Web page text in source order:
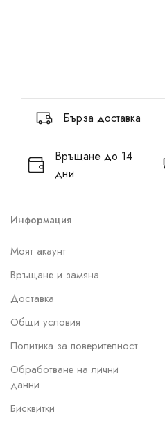
Бърза доставка
Връщане до 14
дни
Информация
Моят акаунт
Връщане и замяна
Доставка
Общи условия
Политика за поверителност
Обработване на лични
данни
Бисквитки